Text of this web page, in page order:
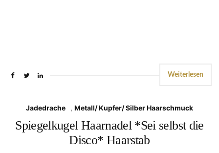
Weiterlesen
Jadedrache , Metall/ Kupfer/ Silber Haarschmuck
Spiegelkugel Haarnadel *Sei selbst die
Disco* Haarstab